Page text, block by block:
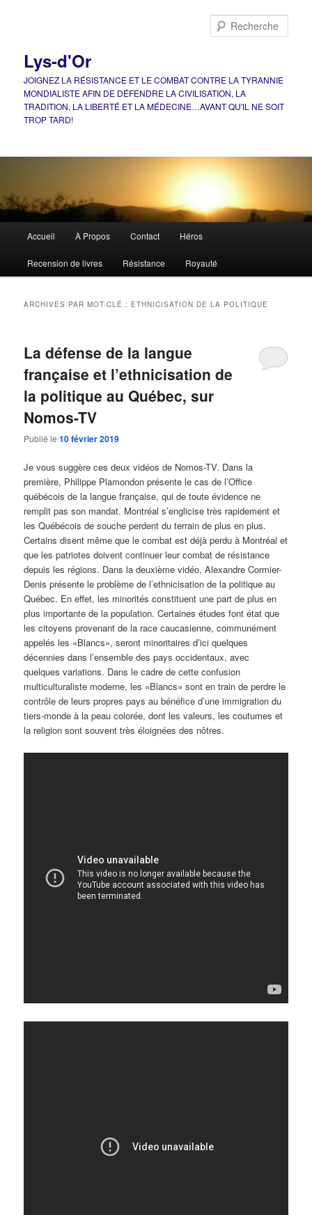
Lys-d'Or
JOIGNEZ LA RÉSISTANCE ET LE COMBAT CONTRE LA TYRANNIE
MONDIALISTE AFIN DE DÉFENDRE LA CIVILISATION, LA
TRADITION, LA LIBERTÉ ET LA MÉDECINE…AVANT QU'IL NE SOIT
TROP TARD!
principal
Accueil À Propos Contact Héros
Recension de livres Résistance Royauté
ARCHIVES PAR MOT-CLÉ : ETHNICISATION DE LA POLITIQUE
La défense de la langue
française et l’ethnicisation de
la politique au Québec, sur
Nomos-TV
Publié le10 février 2019
Je vous suggère ces deux vidéos de Nomos-TV. Dans la
première, Philippe Plamondon présente le cas de l’Office
québécois de la langue française, qui de toute évidence ne
remplit pas son mandat. Montréal s’englicise très rapidement et
les Québécois de souche perdent du terrain de plus en plus.
Certains disent même que le combat est déjà perdu à Montréal et
que les patriotes doivent continuer leur combat de résistance
depuis les régions. Dans la deuxième vidéo, Alexandre Cormier-
Denis présente le problème de l’ethnicisation de la politique au
Québec. En effet, les minorités constituent une part de plus en
plus importante de la population. Certaines études font état que
les citoyens provenant de la race caucasienne, communément
appelés les «Blancs», seront minoritaires d’ici quelques
décennies dans l’ensemble des pays occidentaux, avec
quelques variations. Dans le cadre de cette confusion
multiculturaliste moderne, les «Blancs» sont en train de perdre le
contrôle de leurs propres pays au bénéfice d’une immigration du
tiers-monde à la peau colorée, dont les valeurs, les coutumes et
la religion sont souvent très éloignées des nôtres.